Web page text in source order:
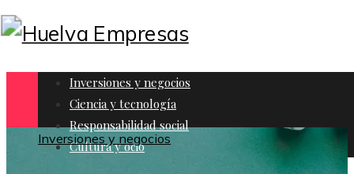
Inversiones y negocios
Ciencia y tecnología
Responsabilidad social
Cultura y ocio
Inversiones y negocios